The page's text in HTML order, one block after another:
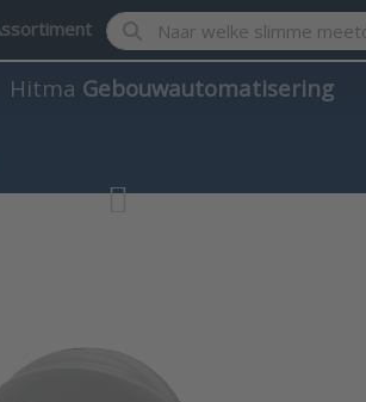
Enter a search term.
Hitma Gebouwautomatisering